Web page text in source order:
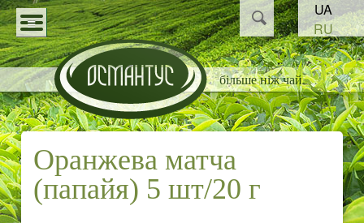
Перейти
до
основного
матеріалу
UA
RU
Пошукова
форма
Пошук
О
С
М
А
більше ніж чай
КАТАЛОГ
СТАТТІ
НОВИНИ
ПАРТНЕРАМ
Оранжева матча
(папайя) 5 шт/20 г